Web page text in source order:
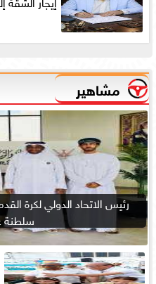
مشاهير
رئيس الاتحاد الدولي لكرة
سلطنة